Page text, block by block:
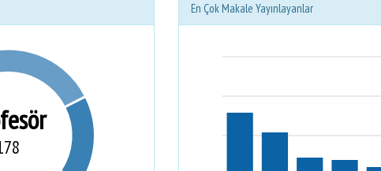
En Çok Makale Yayınlayanlar